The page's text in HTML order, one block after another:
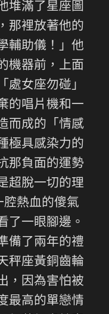
堆滿了星座圖
那裡放著他的
輔助儀！」他
機器前，上面
處女座勿碰」
的唱片機和一
而成的「情感
極具感染力的
那負面的運勢
超脫一切的理
熱血的傻氣
了一眼腳邊。
備了兩年的禮
秤座黃銅齒輪
，因為害怕被
最高的單戀情